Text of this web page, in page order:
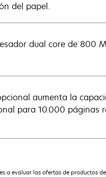
del papel.
dual core de 800
aumenta la
para 10.000 páginas
a evaluar las ofertas de productos